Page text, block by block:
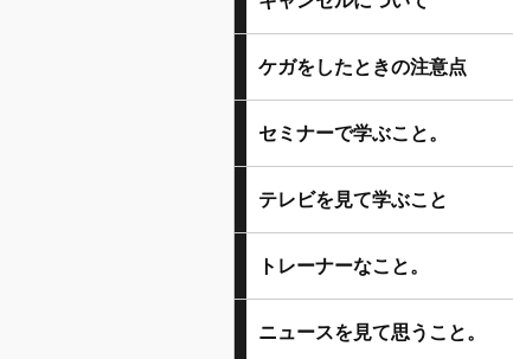
ケガをしたときの注意点
セミナーで学ぶこと。
テレビを見て学ぶこと
トレーナーなこと。
ニュースを見て思うこと。